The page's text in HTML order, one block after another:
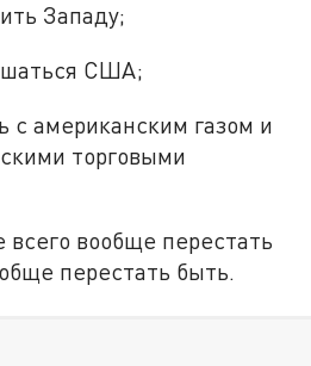
Западу;
США;
с американским газом и
торговыми
вообще перестать
перестать быть.